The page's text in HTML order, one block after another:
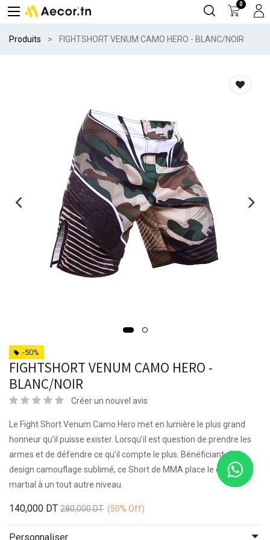
0
Produits FIGHTSHORT VENUM CAMO HERO - BLANC/NOIR
-50%
FIGHTSHORT VENUM CAMO HERO -
BLANC/NOIR
Créer un nouvel avis
Le Fight Short Venum Camo Hero met en lumière le plus grand
honneur qu’il puisse exister. Lorsqu’il est question de prendre les
armes et de défendre ce qu’il compte le plus. Bénéficiant d’un
design camouflage sublimé, ce Short de MMA place le code
martial à un tout autre niveau.
140,000 DT 280,000DT (50% Off)
Personnaliser